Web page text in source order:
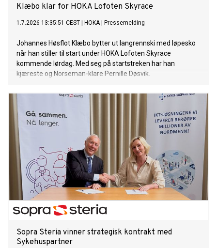
Klæbo klar for HOKA Lofoten Skyrace
1.7.2026 13:35:51 CEST HOKA| Pressemelding
Johannes Høsflot Klæbo bytter ut langrennski med løpesko
når han stiller til start under HOKA Lofoten Skyrace
kommende lørdag. Med seg på startstreken har han
kjæreste og Norseman-klare Pernille Døsvik.
Sopra Steria vinner strategisk kontrakt med
Sykehuspartner